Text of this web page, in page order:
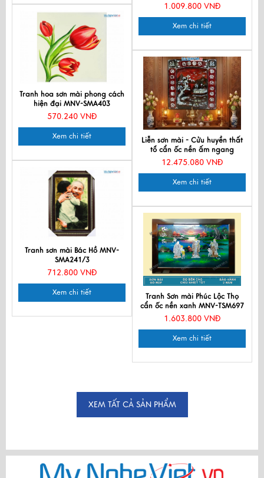
1.009.800 VNĐ
Xem chi tiết
Tranh hoa sơn mài phong cách
hiện đại MNV-SMA403
570.240 VNĐ
Xem chi tiết
Liễn sơn mài - Cửu huyền thất
tổ cẩn ốc nền ấm ngang
120x140cm SMA195-1214.2
12.475.080 VNĐ
Xem chi tiết
Tranh sơn mài Bác Hồ MNV-
SMA241/3
712.800 VNĐ
Xem chi tiết
Tranh Sơn mài Phúc Lộc Thọ
cẩn ốc nền xanh MNV-TSM697
1.603.800 VNĐ
Xem chi tiết
XEM TẤT CẢ SẢN PHẨM